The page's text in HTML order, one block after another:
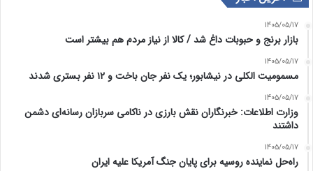
1405/05/17
بازار برنج و حبوبات داغ شد / کالا از نیاز مردم هم بیشتر است
1405/05/17
مسمومیت الکلی در نیشابور؛ یک نفر جان باخت و ۱۲ نفر بستری شدند
1405/05/17
وزارت اطلاعات: خبرنگاران نقش بارزی در ناکامی سربازان رسانه‌ای دشمن
داشتند
1405/05/17
راه‌حل نماینده روسیه برای پایان جنگ آمریکا علیه ایران